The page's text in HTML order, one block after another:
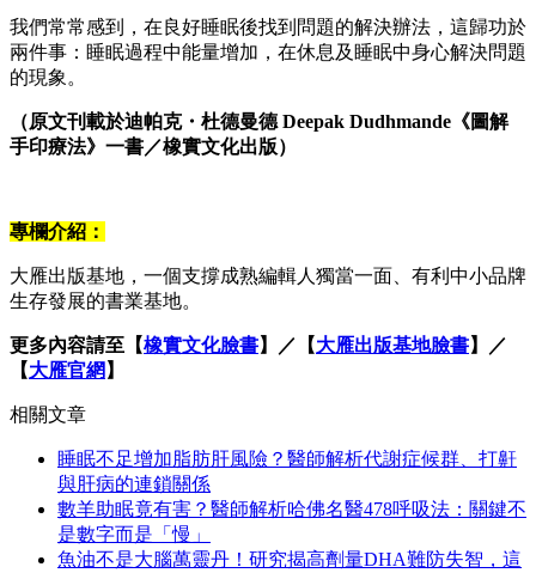
我們常常感到，在良好睡眠後找到問題的解決辦法，這歸功於
兩件事：睡眠過程中能量增加，在休息及睡眠中身心解決問題
的現象。
（原文刊載於迪帕克・杜德曼德 Deepak Dudhmande《圖解
手印療法》一書／橡實文化出版）
專欄介紹：
大雁出版基地，一個支撐成熟編輯人獨當一面、有利中小品牌
生存發展的書業基地。
更多內容請至【橡實文化臉書】​／【大雁出版基地臉書】／
【大雁官網 】
相關文章
睡眠不足增加脂肪肝風險？醫師解析代謝症候群、打鼾
與肝病的連鎖關係
數羊助眠竟有害？醫師解析哈佛名醫478呼吸法：關鍵不
是數字而是「慢」
魚油不是大腦萬靈丹！研究揭高劑量DHA難防失智，這